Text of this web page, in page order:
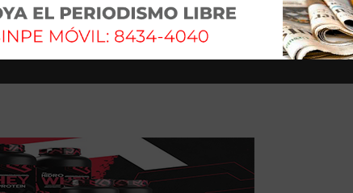
de la gravedad de la situación, porque “Gaza no puede esperar
al menos 57 680 palestinos —en su mayoría mujeres y niños—
de miles permanecen bajo los escombros, mientras toda la